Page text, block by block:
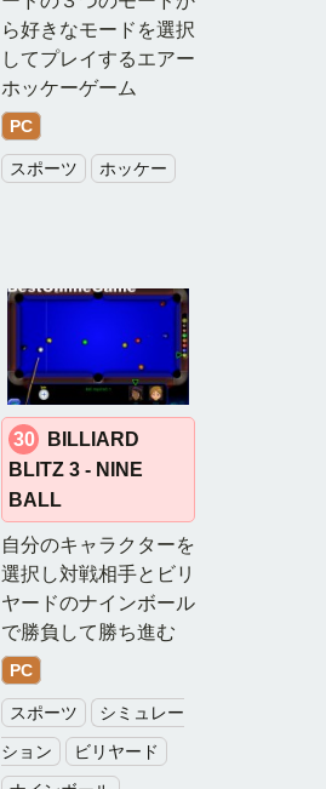
ら好きなモードを選択
してプレイするエアー
ホッケーゲーム
PC
スポーツ ホッケー
30
BILLIARD
BLITZ 3 - NINE
BALL
自分のキャラクターを
選択し対戦相手とビリ
ヤードのナインボール
で勝負して勝ち進む
PC
スポーツ
シミュレー
ション
ビリヤード